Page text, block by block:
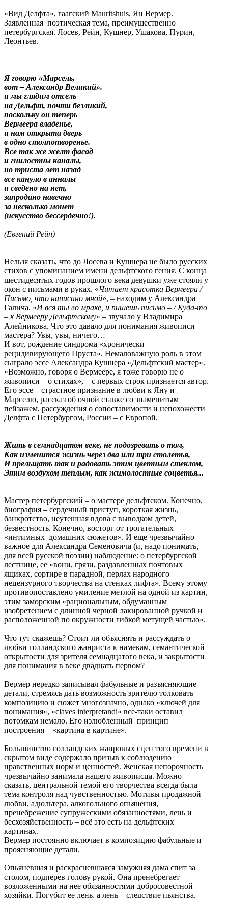
«Вид Делфта», гаагский Mauritshuis, Ян Вермер.
Заявленная поэтическая тема, преимущественно
петербургская. Лосев, Рейн, Кушнер, Ушакова, Пурин,
Леонтьев.
Я говорю «Марсель,
вот – Александр Великий».
и мы глядим отсель
на Дельфт, почти безликий,
поскольку он теперь
Вермеера владенье,
и нам открыта дверь
в одно столпотворенье.
Все так же желт фасад
и гнилостны каналы,
но триста лет назад
все кануло в анналы
и сведено на нет,
запродано навечно
за несколько монет
(искусство бессердечно!).
(Евгений Рейн)
Нельзя сказать, что до Лосева и Кушнера не было русских
стихов с упоминанием имени дельфтского гения. С конца
шестидесятых годов прошлого века девушки уже стояли у
окон с письмами в руках. «Читает красотка Вермеера /
Письмо, что написано мной», – находим у Александра
Галича. «И вся ты во мраке, и пишешь письмо – / Куда-то
– к Вермееру Дельфтскому» – звучало у Владимира
Алейникова. Что это давало для понимания живописи
мастера? Увы, увы, ничего…
И вот, рождение синдрома «хронически
рецидивирующего Пруста». Немаловажную роль в этом
сыграло эссе Александра Кушнера «Дельфтский мастер».
«Возможно, говоря о Вермеере, я тоже говорю не о
живописи – о стихах», – с первых строк признается автор.
Его эссе – страстное признание в любви к Яну и
Марселю, рассказ об очной ставке со знаменитым
пейзажем, рассуждения о сопоставимости и непохожести
Делфта с Петербургом, России – с Европой.
Жить в семнадцатом веке, не подозревать о том,
Как изменится жизнь через два или три столетья,
И прельщать так и радовать этим цветным стеклом,
Этим воздухом теплым, как жимолостные соцветья...
Мастер петербургский – о мастере дельфтском. Конечно,
биография – сердечный приступ, короткая жизнь,
банкротство, неутешная вдова с выводком детей,
безвестность. Конечно, восторг от трогательных
«интимных домашних сюжетов». И еще чрезвычайно
важное для Александра Семеновича (и, надо понимать,
для всей русской поэзии) наблюдение: о петербургской
лестнице, ее «вони, грязи, раздавленных почтовых
ящиках, сортире в парадной, перлах народного
нецензурного творчества на стенках лифта». Всему этому
противопоставлено умиление метлой на одной из картин,
этим заморским «рациональным, обдуманным
изобретением с длинной черной лакированной ручкой и
расположенной по окружности гибкой метущей частью».
Что тут скажешь? Стоит ли объяснять и рассуждать о
любви голландского жанриста к намекам, семантической
открытости для зрителя семнадцатого века, и закрытости
для понимания в веке двадцать первом?
Вермер нередко записывал фабульные и разъясняющие
детали, стремясь дать возможность зрителю толковать
композицию и сюжет многозначно, однако «ключей для
понимания», «claves interpretandi» все-таки оставил
потомкам немало. Его излюбленный принцип
построения – «картина в картине».
Большинство голландских жанровых сцен того времени в
скрытом виде содержало призыв к соблюдению
нравственных норм и ценностей. Женская непорочность
чрезвычайно занимала нашего живописца. Можно
сказать, центральной темой его творчества всегда была
тема контроля над чувственностью. Мотивы продажной
любви, адюльтера, алкогольного опьянения,
пренебрежение супружескими обязанностями, лень и
бесхозяйственность – всё это есть на дельфтских
картинах.
Вермер постоянно включает в композицию фабульные и
проясняющие детали.
Опьяневшая и раскрасневшаяся замужняя дама спит за
столом, подперев голову рукой. Она пренебрегает
возложенными на нее обязанностями добросовестной
хозяйки. Погубит ее лень, а лень – следствие пьянства.